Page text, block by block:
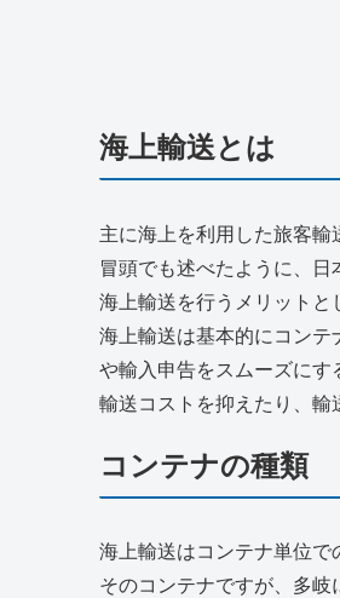
海上輸送とは
主に海上を利用した旅客輸
冒頭でも述べたように、日
海上輸送を行うメリットと
海上輸送は基本的にコンテ
や輸入申告をスムーズにす
輸送コストを抑えたり、輸
コンテナの種類
海上輸送はコンテナ単位で
そのコンテナですが、多岐